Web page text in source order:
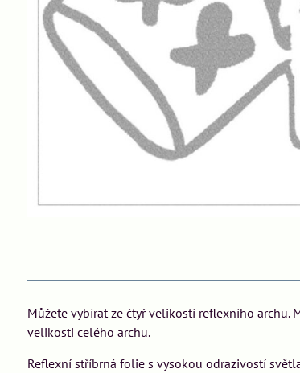
Můžete vybírat ze čtyř velikostí reflexního archu.
velikosti celého archu.
Reflexní stříbrná folie s vysokou odrazivostí